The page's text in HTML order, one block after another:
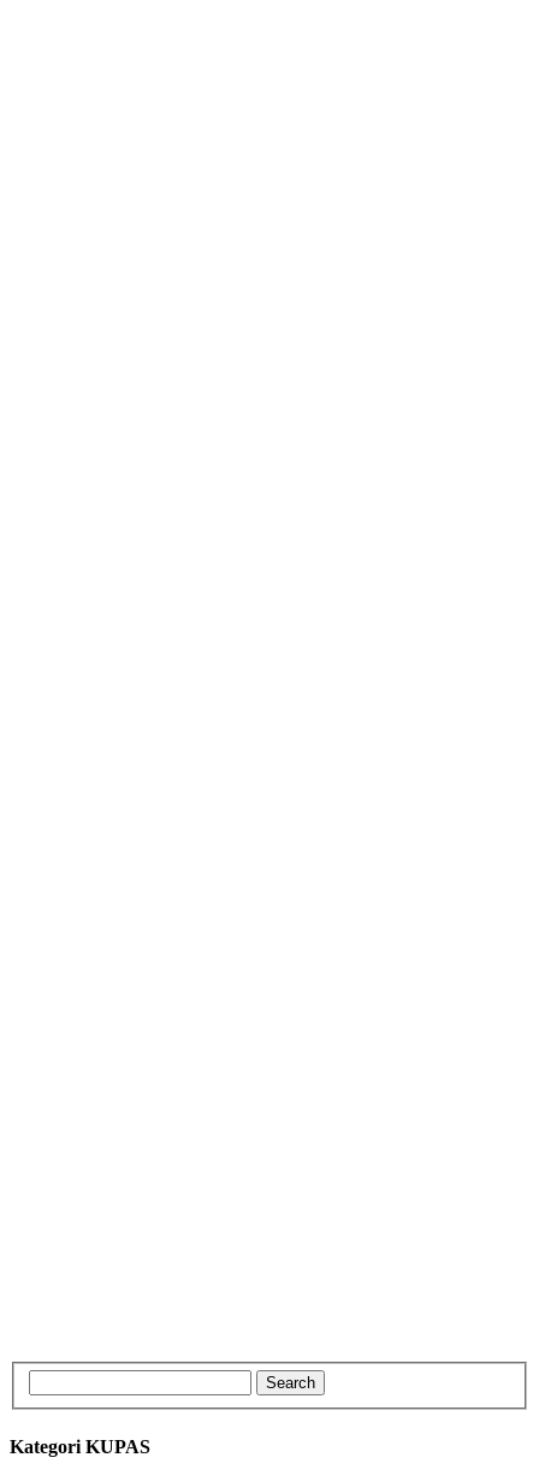
Kategori KUPAS